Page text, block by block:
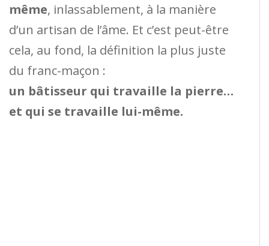
même, inlassablement, à la manière
d’un artisan de l’âme. Et c’est peut-être
cela, au fond, la définition la plus juste
du franc-maçon :
un bâtisseur qui travaille la pierre…
et qui se travaille lui-même.